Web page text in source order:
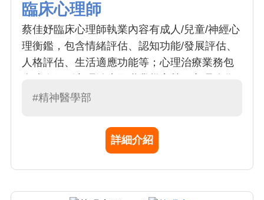
臨床心理師
蔡佳妤臨床心理師執業內容有成人/兒童/神經心
理衡鑑，包含情緒評估、認知功能/發展評估、
人格評估、生活適應功能等；心理治療業務包
訓練。擅長於精神分析/動力取向之心理治療，
獲選為PGY優秀學員。
#精神醫學部
詳細介紹